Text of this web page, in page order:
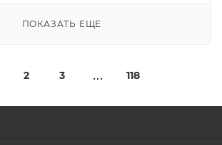
ПОКАЗАТЬ ЕЩЕ
2 3 118